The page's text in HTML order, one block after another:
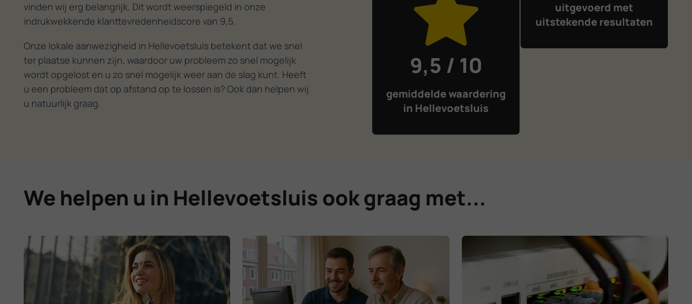
vinden wij erg belangrijk. Dit wordt weerspiegeld in onze
indrukwekkende klanttevredenheidscore van 9,5.
Onze lokale aanwezigheid in Hellevoetsluis betekent dat we snel
ter plaatse kunnen zijn, waardoor uw probleem zo snel mogelijk
wordt opgelost en u zo snel mogelijk weer aan de slag kunt. Heeft
u een probleem dat op afstand op te lossen is? Ook dan helpen wij
u natuurlijk graag.
9,5 / 10
gemiddelde waardering
in Hellevoetsluis
uitgevoerd met
uitstekende resultaten
We helpen u in Hellevoetsluis ook graag met...